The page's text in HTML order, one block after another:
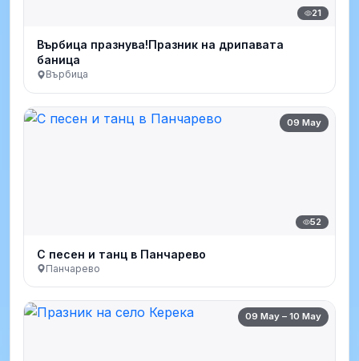
21
Върбица празнува!Празник на дрипавата
баница
Върбица
09 May
52
С песен и танц в Панчарево
Панчарево
09 May – 10 May